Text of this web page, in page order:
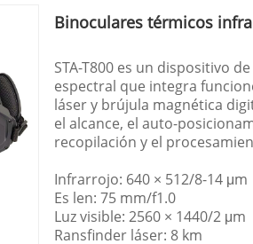
Binoculares térmicos
STA-T800 es un dispositivo
espectral que integra
láser y brújula magnética
el alcance, el auto-
recopilación y el
Infrarrojo: 640 × 512/8-14 μm
Es len: 75 mm/f1.0
Luz visible: 2560 × 1440/2 μm
Ransfinder láser: 8 km